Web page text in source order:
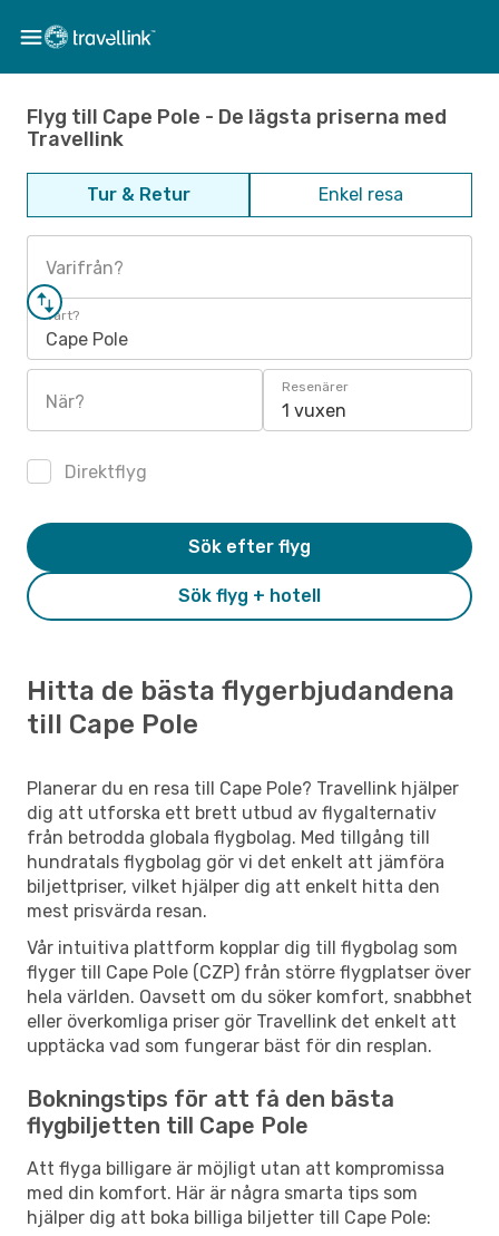
Flyg till Cape Pole - De lägsta priserna med
Travellink
Tur & Retur Enkel resa
Varifrån?
Vart?
Cape Pole
När?
Resenärer
1 vuxen
Direktflyg
Sök flyg + hotell
Sök efter flyg
Hitta de bästa flygerbjudandena
till Cape Pole
Planerar du en resa till Cape Pole? Travellink hjälper
dig att utforska ett brett utbud av flygalternativ
från betrodda globala flygbolag. Med tillgång till
hundratals flygbolag gör vi det enkelt att jämföra
biljettpriser, vilket hjälper dig att enkelt hitta den
mest prisvärda resan.
Vår intuitiva plattform kopplar dig till flygbolag som
flyger till Cape Pole (CZP) från större flygplatser över
hela världen. Oavsett om du söker komfort, snabbhet
eller överkomliga priser gör Travellink det enkelt att
upptäcka vad som fungerar bäst för din resplan.
Bokningstips för att få den bästa
flygbiljetten till Cape Pole
Att flyga billigare är möjligt utan att kompromissa
med din komfort. Här är några smarta tips som
hjälper dig att boka billiga biljetter till Cape Pole: